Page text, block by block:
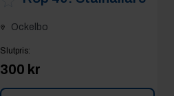
Slutpris:
300 kr